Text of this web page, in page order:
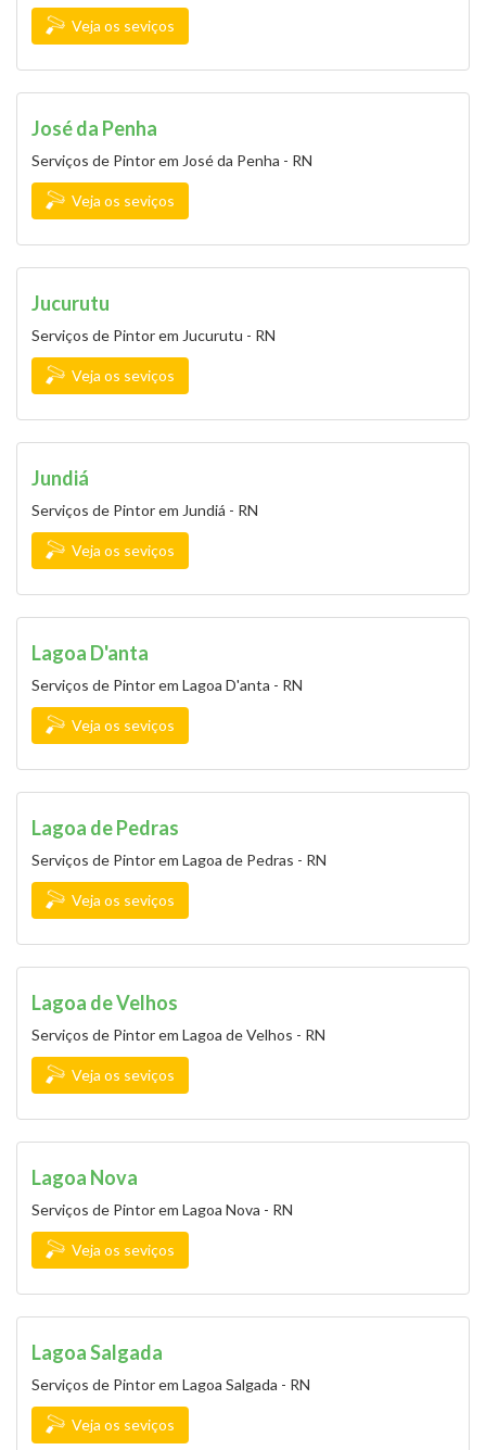
Veja os seviços
José da Penha
Serviços de Pintor em José da Penha - RN
Veja os seviços
Jucurutu
Serviços de Pintor em Jucurutu - RN
Veja os seviços
Jundiá
Serviços de Pintor em Jundiá - RN
Veja os seviços
Lagoa D'anta
Serviços de Pintor em Lagoa D'anta - RN
Veja os seviços
Lagoa de Pedras
Serviços de Pintor em Lagoa de Pedras - RN
Veja os seviços
Lagoa de Velhos
Serviços de Pintor em Lagoa de Velhos - RN
Veja os seviços
Lagoa Nova
Serviços de Pintor em Lagoa Nova - RN
Veja os seviços
Lagoa Salgada
Serviços de Pintor em Lagoa Salgada - RN
Veja os seviços